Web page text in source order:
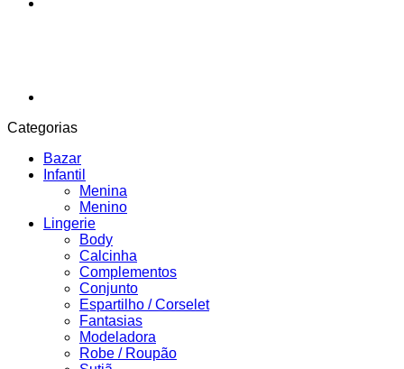
Categorias
Bazar
Infantil
Menina
Menino
Lingerie
Body
Calcinha
Complementos
Conjunto
Espartilho / Corselet
Fantasias
Modeladora
Robe / Roupão